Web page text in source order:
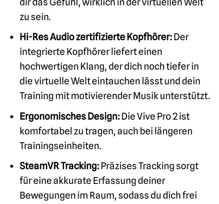
zu sein.
Hi-Res Audio zertifizierte Kopfhörer:Der
integrierte Kopfhörer liefert einen
hochwertigen Klang, der dich noch tiefer in
die virtuelle Welt eintauchen lässt und dein
Training mit motivierender Musik unterstützt.
Ergonomisches Design:Die Vive Pro 2 ist
komfortabel zu tragen, auch bei längeren
Trainingseinheiten.
SteamVR Tracking:Präzises Tracking sorgt
für eine akkurate Erfassung deiner
Bewegungen im Raum, sodass du dich frei